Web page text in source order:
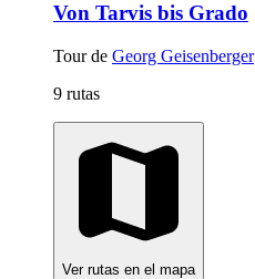
Von Tarvis bis Grado
Tour de Georg Geisenberger
9 rutas
Ver rutas en el mapa